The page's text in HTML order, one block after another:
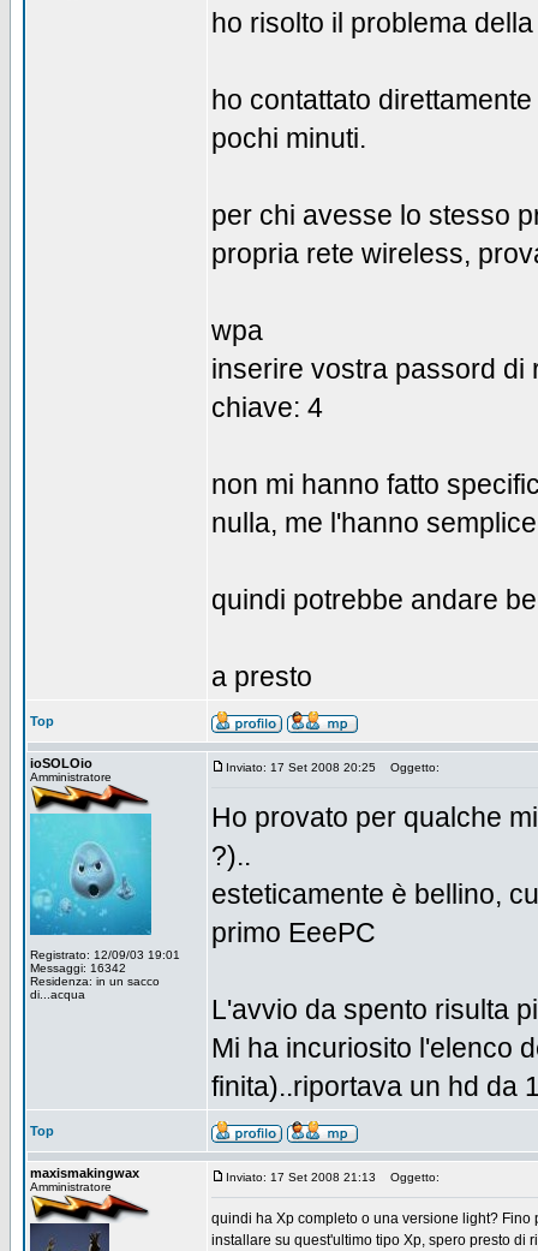
ho risolto il problema
ho contattato
pochi minuti.
per chi avesse lo stesso
propria rete wireless,
wpa
inserire vostra passord di
chiave: 4
non mi hanno fatto
nulla, me l'hanno
quindi potrebbe andare
a presto
Top
ioSOLOio
Amministratore
Registrato: 12/09/03 19:01
Messaggi: 16342
Residenza: in un sacco
di...acqua
Inviato: 17 Set 2008 20:25 Oggetto:
Ho provato per qualche
?)..
esteticamente è bellino,
primo EeePC
L'avvio da spento risulta
Mi ha incuriosito l'elenco
finita)..riportava un hd da
Top
maxismakingwax
Amministratore
Inviato: 17 Set 2008 21:13 Oggetto:
quindi ha Xp completo o una versione light?
installare su quest'ultimo tipo Xp, spero presto di